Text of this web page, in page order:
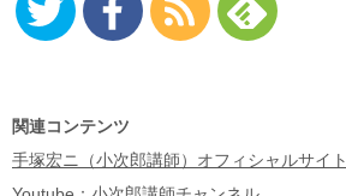
関連コンテンツ
手塚宏ニ（小次郎講師）オフィシャルサイト